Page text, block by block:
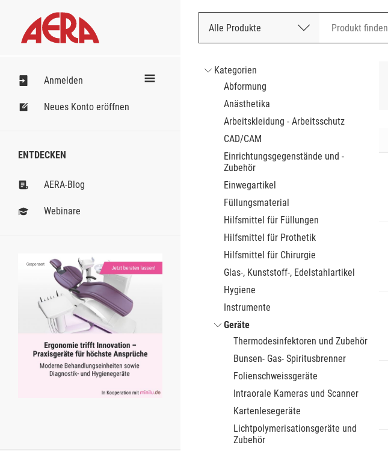
Alle Produkte
Nach Bestellnummer
Anmelden
Neues Konto eröffnen
ENTDECKEN
AERA-Blog
Webinare
Gesponsert
Kategorien
Abformung
Anästhetika
Arbeitskleidung - Arbeitsschutz
CAD/CAM
Einrichtungsgegenstände und -
Zubehör
Einwegartikel
Füllungsmaterial
Hilfsmittel für Füllungen
Hilfsmittel für Prothetik
Hilfsmittel für Chirurgie
Glas-, Kunststoff-, Edelstahlartikel
Hygiene
Instrumente
Geräte
Thermodesinfektoren und Zubehör
Bunsen- Gas- Spiritusbrenner
Folienschweissgeräte
Intraorale Kameras und Scanner
Kartenlesegeräte
Lichtpolymerisationsgeräte und
Zubehör